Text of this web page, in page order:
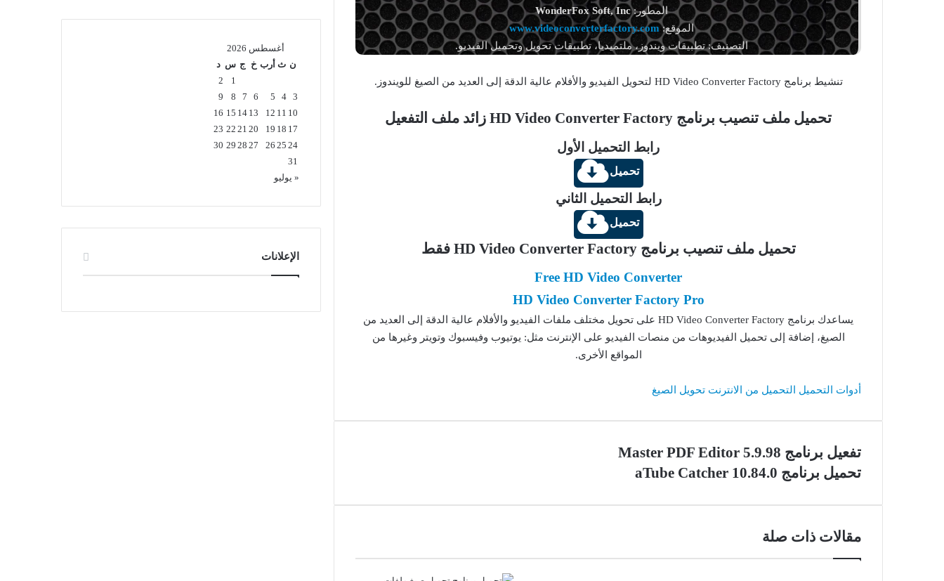
المطور:WonderFox Soft, Inc
الموقع:www.videoconverterfactory.com
التصنيف: تطبيقات ويندوز، ملتميديا، تطبيقات تحويل وتحميل الفيديو.
تنشيط برنامج HD Video Converter Factory لتحويل الفيديو والأفلام عالية الدقة إلى العديد من الصيغ للويندوز.
تحميل ملف تنصيب برنامج HD Video Converter Factory زائد ملف التفعيل
رابط التحميل الأول
تحميل
رابط التحميل الثاني
تحميل
تحميل ملف تنصيب برنامج HD Video Converter Factory فقط
Free HD Video Converter
HD Video Converter Factory Pro
يساعدك برنامج HD Video Converter Factory على تحويل مختلف ملفات الفيديو والأفلام عالية الدقة إلى العديد من
الصيغ، إضافة إلى تحميل الفيديوهات من منصات الفيديو على الإنترنت مثل: يوتيوب وفيسبوك وتويتر وغيرها من
المواقع الأخرى.
أدوات التحميل التحميل من الانترنت تحويل الصيغ
تفعيل برنامج Master PDF Editor 5.9.98
تحميل برنامج aTube Catcher 10.84.0
مقالات ذات صلة
أغسطس 2026
ن ث أرب خ ج س د
1
2
3
4
5
6
7
8
9
10
11
12
13
14
15
16
17
18
19
20
21
22
23
24
25
26
27
28
29
30
31
« يوليو
الإعلانات